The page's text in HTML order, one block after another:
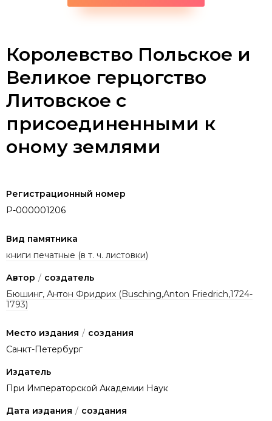
Королевство Польское и
Великое герцогство
Литовское с
присоединенными к
оному землями
Регистрационный номер
P-000001206
Вид памятника
книги печатные (в т. ч. листовки)
Автор / создатель
Бюшинг, Антон Фридрих (Busching,Anton Friedrich,1724-
1793)
Место издания / создания
Санкт-Петербург
Издатель
При Императорской Академии Наук
Дата издания / создания